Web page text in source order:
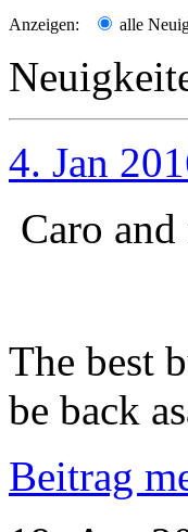
Anzeigen: alle
4. Jan
Caro
The best
be back
Beitrag